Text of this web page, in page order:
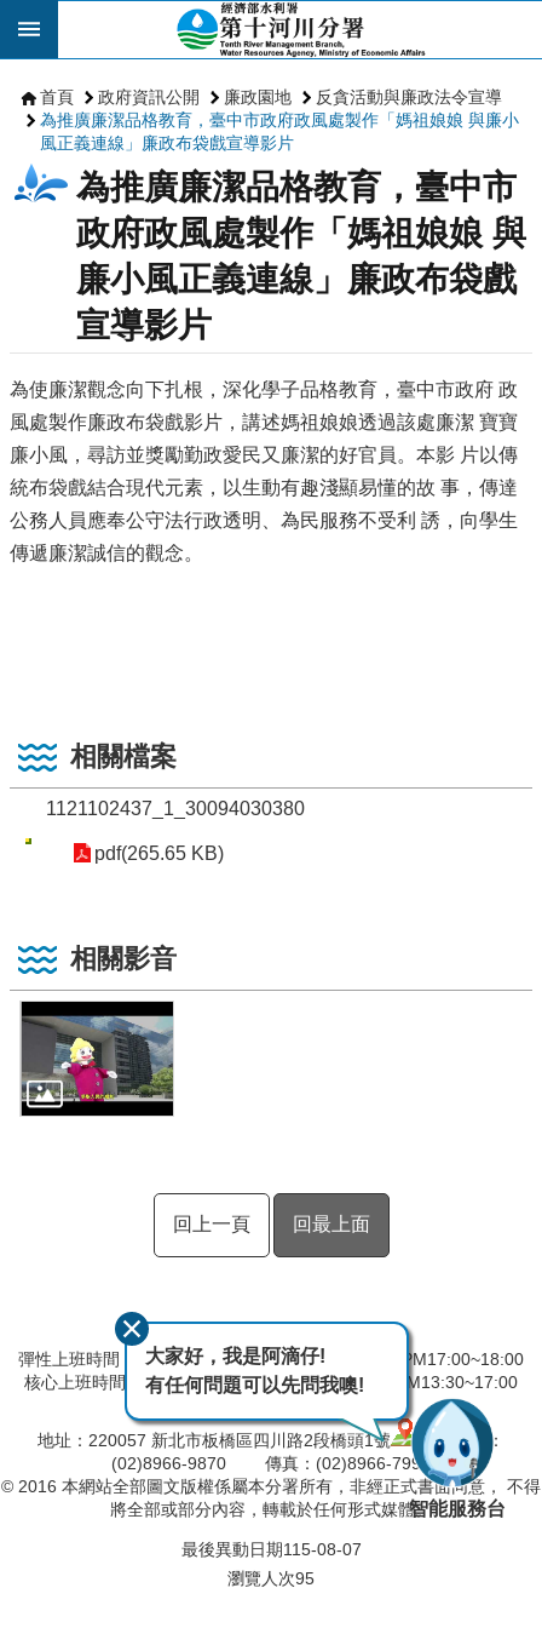
跳到主要內容區塊
首頁 政府資訊公開 廉政園地
反貪活動與廉政法令宣導
為推廣廉潔品格教育，臺中市政府政風處製作「媽祖娘娘 與廉小
風正義連線」廉政布袋戲宣導影片
為推廣廉潔品格教育，臺中市
政府政風處製作「媽祖娘娘 與
廉小風正義連線」廉政布袋戲
宣導影片
為使廉潔觀念向下扎根，深化學子品格教育，臺中市政府 政
風處製作廉政布袋戲影片，講述媽祖娘娘透過該處廉潔 寶寶
廉小風，尋訪並獎勵勤政愛民又廉潔的好官員。本影 片以傳
統布袋戲結合現代元素，以生動有趣淺顯易懂的故 事，傳達
公務人員應奉公守法行政透明、為民服務不受利 誘，向學生
傳遞廉潔誠信的觀念。
相關檔案
1121102437_1_30094030380
pdf(265.65 KB)
相關影音
回上一頁 回最上面
彈性上班時間：AM8:00~09:00 彈性下班時間：PM17:00~18:00
核心上班時間：星期一 ~ 星期五 AM08:30~12:30 PM13:30~17:00
地址：220057 新北市板橋區四川路2段橋頭1號
電話：
(02)8966-9870 傳真：(02)8966-7996
© 2016 本網站全部圖文版權係屬本分署所有，非經正式書面同意， 不得
將全部或部分內容，轉載於任何形式媒體。
最後異動日期115-08-07
瀏覽人次95
大家好，我是阿滴仔!
有任何問題可以先問我噢!
智能服務台